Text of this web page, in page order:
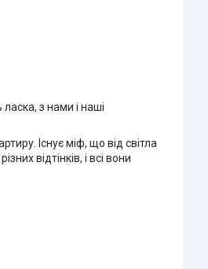
з нами і наші
Існує міф, що від світла
відтінків, і всі вони